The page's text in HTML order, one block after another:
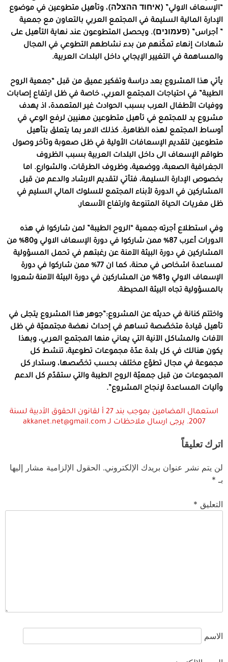
“الإسعاف الاولي” (איחוד ההצלה)، وتأهيل متطوعين في موضوع
الإدارة المالية السليمة في المجتمع العربي بالتعاون مع جمعية
” أجراس” (פעמונים). ويحصل المتطوعون عند نهاية التأهيل على
شهادات إنهاء تمكّنهم من بدء نشاطهم التطوعي في المجال
والمساهمة في التغيير الإيجابي داخل البلدات العربية.
يأتي هذا المشروع بعد دراسة وتفكير عميق من قبل “جمعية الروح
الطيبة” في احتياجات المجتمع العربي، خاصة في ظل ارتفاع إصابات
ووفيات الأطفال العرب بسبب الحوادث غير المتعمدة، اذ يهدف
مشروع يد للمجتمع في تأهيل متطوعين مهنيين لرفع الوعي في
أوساط المجتمع لهذه الظاهرة. كذلك الامر بما يتعلق بتأهيل
متطوعين لتقديم الإسعافات الأولية في ظل صعوبة وتأخر وصول
طواقم الإسعاف الى داخل البلدات العربية بسبب الظروف
الجغرافية الصعبة، ووضعية، وظروف الطرقات، والشوارع. اما
بخصوص الإدارة السليمة، فتأتي لتقديم الارشاد والدعم من قبل
المشاركين في الدورة لأبناء المجتمع للسلوك المالي السليم في
ظل مغريات الحياة المتنوعة وارتفاع الأسعار.
وفي استطلاع أجرته جمعية “الروح الطيبة” لمن شاركوا في هذه
الدورات أعرب 87% ممن شاركوا في دورة الإسعاف الاولي و80% من
المشاركين في دورة البيئة الآمنة عن رغبتهم في تحمل المسؤولية
لمساعدة اشخاص في محنة، كما ان 77% ممن شاركوا في دورة
الإسعاف الاولي و81% من المشاركين في دورة البيئة الآمنة شعروا
بالمسؤولية تجاه البيئة المحيطة.
واختتم كنانة في حديثه عن المشروع:”جوهر هذا المشروع يتجلى في
تأهيل قيادة متخصّصة تساهم في إحداث نهضة مجتمعيّة في ظل
الآفات والمشاكل الآنية التي يعاني منها المجتمع العربي، وبهذا
يكون هنالك في كل بلدة عدّة مجموعات تطوعية، تنشط كل
مجموعة في مجال تطوّع مختلف بحسب تخصّصها، وستدار كل
المجموعات من قبل جمعيّة الروح الطيبة والتي ستقدّم كل الدعم
وآليات المساعدة لإنجاح المشروع”.
استعمال المضامين بموجب بند 27 أ لقانون الحقوق الأدبية لسنة
2007. يرجى ارسال ملاحظات لـ akkanet.net@gmail.com
اترك تعليقاً
لن يتم نشر عنوان بريدك الإلكتروني. الحقول الإلزامية مشار إليها
بـ *
التعليق *
الاسم